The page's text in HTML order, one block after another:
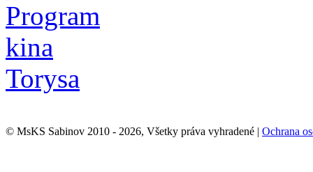
© MsKS Sabinov 2010 - 2026, Všetky práva vyhradené | Ochrana